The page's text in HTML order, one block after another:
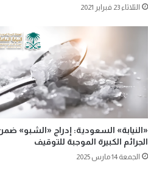
الثلاثاء 23 فبراير 2021
«النيابة» السعودية: إدراج «الشبو»
الجرائم الكبيرة الموجبة للتوقيف
الجمعة 14 مارس 2025